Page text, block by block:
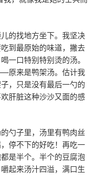
的找地方坐下。我坚决
到最原始的味道，撇去
一口特别特别烫的汤。
原来是鸭架汤。估计我
，只是没有最后一勺的
肝脏这种沙沙又面的感
勺子里，汤里有鸭肉丝
停不下的好吃！再吃一
是半个。半个的豆腐泡
起来汤汁四溢，满口生